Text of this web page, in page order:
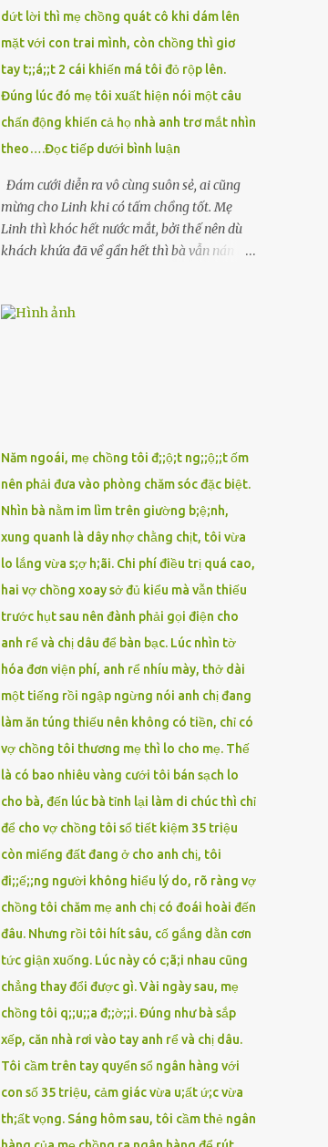
dứt lời thì mẹ chồng quát cô khi dám lên
mặt với con trai mình, còn chồng thì giơ
tay t;;á;;t 2 cái khiến má tôi đỏ rộp lên.
Đúng lúc đó mẹ tôi xuất hiện nói một câu
chấn động khiến cả họ nhà anh trơ mắt nhìn
theo….Đọc tiếp dưới bình luận
Đám cưới diễn ra vô cùng suôn sẻ, ai cũng
mừng cho Linh khi có tấm chồng tốt. Mẹ
Linh thì khóc hết nước mắt, bởi thế nên dù
khách khứa đã về gần hết thì bà vẫn nán lại
được 1 năm thì mẹ cô sức khỏe yếu đi nên cô
phẩm đủ cả thì Linh lại sống rất giản dị. Cô
cũng muốn làm đẹp nhưng nghĩ thà dành
tiền đó mua đồ ăn ngon bồi bổ cho mẹ thì sẽ
tốt hơn. Gần 30 tuổi Linh vẫn chưa có chồng,
phần vì gia đình Linh nghèo, phần nữa là
Linh sợ cảnh lấy chồng rồi bỏ mẹ một mình
Xuân là bạn học cũ của mẹ Linh đến chơi,
thấy Linh liền khen nức nở: ”Ôi trời, cái Linh
càng ngày càng xinh ra ấy nhỉ? Thế sắp lấy
chồng chưa cháu?”. Nghe đến đó thì mẹ Linh
tiếp lời: ”Cô...
Năm ngoái, mẹ chồng tôi đ;;ộ;t ng;;ộ;;t ốm
nên phải đưa vào phòng chăm sóc đặc biệt.
Nhìn bà nằm im lìm trên giường b;ệ;nh,
xung quanh là dây nhợ chằng chịt, tôi vừa
lo lắng vừa s;ợ h;ãi. Chi phí điều trị quá cao,
hai vợ chồng xoay sở đủ kiểu mà vẫn thiếu
trước hụt sau nên đành phải gọi điện cho
anh rể và chị dâu để bàn bạc. Lúc nhìn tờ
hóa đơn viện phí, anh rể nhíu mày, thở dài
một tiếng rồi ngập ngừng nói anh chị đang
làm ăn túng thiếu nên không có tiền, chỉ có
vợ chồng tôi thương mẹ thì lo cho mẹ. Thế
là có bao nhiêu vàng cưới tôi bán sạch lo
cho bà, đến lúc bà tỉnh lại làm di chúc thì chỉ
để cho vợ chồng tôi sổ tiết kiệm 35 triệu
còn miếng đất đang ở cho anh chị, tôi
đi;;ế;;ng người không hiểu lý do, rõ ràng vợ
chồng tôi chăm mẹ anh chị có đoái hoài đến
đâu. Nhưng rồi tôi hít sâu, cố gắng dằn cơn
tức giận xuống. Lúc này có c;ã;i nhau cũng
chẳng thay đổi được gì. Vài ngày sau, mẹ
chồng tôi q;;u;;a đ;;ờ;;i. Đúng như bà sắp
xếp, căn nhà rơi vào tay anh rể và chị dâu.
Tôi cầm trên tay quyển sổ ngân hàng với
con số 35 triệu, cảm giác vừa u;ất ứ;c vừa
th;ất vọng. Sáng hôm sau, tôi cầm thẻ ngân